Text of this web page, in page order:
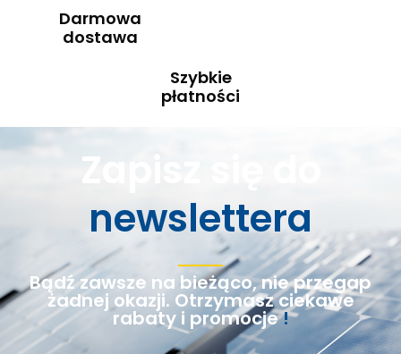
Darmowa
dostawa
Szybkie
płatności
Zapisz się do
newslettera
Bądź zawsze na bieżąco, nie przegap
żadnej okazji. Otrzymasz ciekawe
rabaty i promocje!